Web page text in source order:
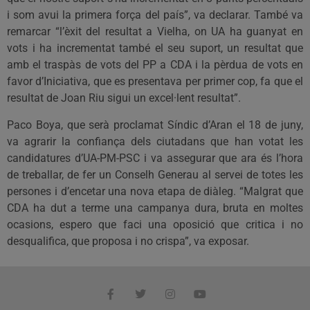
i som avui la primera força del país”, va declarar. També va
remarcar “l’èxit del resultat a Vielha, on UA ha guanyat en
vots i ha incrementat també el seu suport, un resultat que
amb el traspàs de vots del PP a CDA i la pèrdua de vots en
favor d’Iniciativa, que es presentava per primer cop, fa que el
resultat de Joan Riu sigui un excel·lent resultat”.
Paco Boya, que serà proclamat Síndic d’Aran el 18 de juny,
va agrarir la confiança dels ciutadans que han votat les
candidatures d’UA-PM-PSC i va assegurar que ara és l’hora
de treballar, de fer un Conselh Generau al servei de totes les
persones i d’encetar una nova etapa de diàleg. “Malgrat que
CDA ha dut a terme una campanya dura, bruta en moltes
ocasions, espero que faci una oposició que critica i no
desqualifica, que proposa i no crispa”, va exposar.